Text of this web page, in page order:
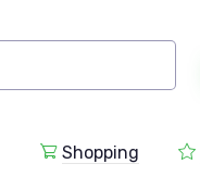
Shopping